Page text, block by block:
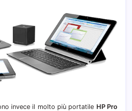
invece il molto più portatile HP Pro